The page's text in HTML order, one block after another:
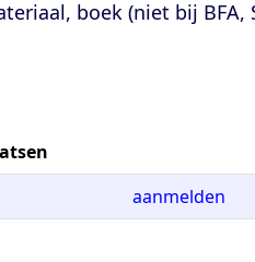
boek (niet bij BFA,
aanmelden